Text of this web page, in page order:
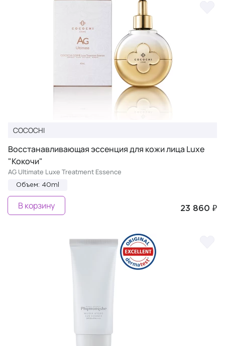
COCOCHI
Восстанавливающая эссенция для кожи лица Luxe
"Кокочи"
AG Ultimate Luxe Treatment Essence
Объем: 40ml
23 860 ₽
В корзину